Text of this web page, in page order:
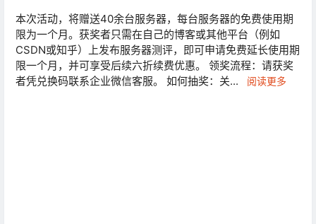
本次活动，将赠送40余台服务器，每台服务器的免费使用期
限为一个月。获奖者只需在自己的博客或其他平台（例如
CSDN或知乎）上发布服务器测评，即可申请免费延长使用期
限一个月，并可享受后续六折续费优惠。 领奖流程：请获奖
者凭兑换码联系企业微信客服。 如何抽奖：关...
阅读更多